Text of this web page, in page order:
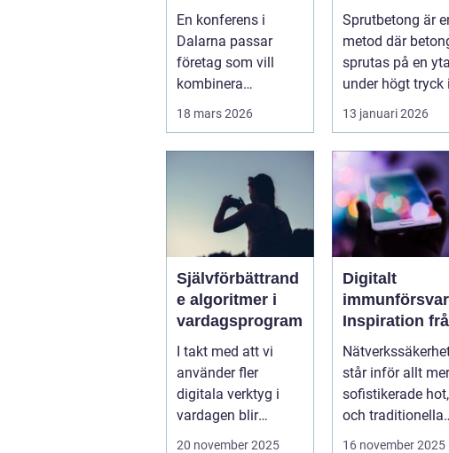
innehåll
En konferens i
Dalarna passar
företag som vill
kombinera
lugn, fokus...
18 mars 2026
berg och
Sprutbetong är
metod där
sprutas på en yta
under högt tryck i
stä...
13 januari 2026
Självförbättrand
e algoritmer i
vardagsprogram
I takt med att vi
använder fler
digitala verktyg i
vardagen blir
mjukvarans
20 november 2025
Digitalt
Inspiration
biologiska
system för att
stärka
står inför allt mer
sofistikerade hot,
och traditionella
16 november 2025